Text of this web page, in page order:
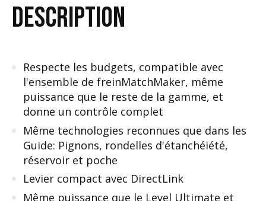
DESCRIPTION
Respecte les budgets, compatible avec
l'ensemble de freinMatchMaker, même
puissance que le reste de la gamme, et
donne un contrôle complet
Même technologies reconnues que dans les
Guide: Pignons, rondelles d'étanchéiété,
réservoir et poche
Levier compact avec DirectLink
Même puissance que le Level Ultimate et